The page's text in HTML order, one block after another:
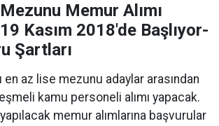
Memur Alımı
Kasım 2018'de Başlıyor-
Şartları
az lise mezunu adaylar arasından
kamu personeli alımı yapacak.
memur alımlarına başvurular